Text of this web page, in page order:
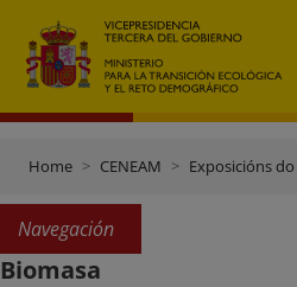
Home CENEAM Exposicións do
Navegación
Biomasa